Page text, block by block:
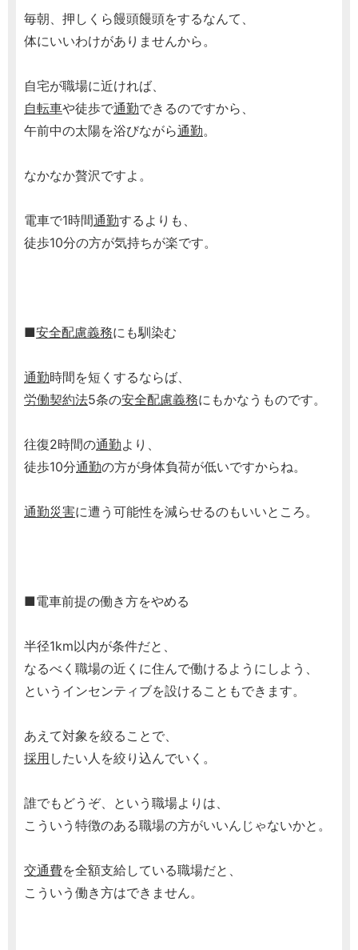
毎朝、押しくら饅頭饅頭をするなんて、
体にいいわけがありませんから。
自宅が職場に近ければ、
自転車や徒歩で通勤できるのですから、
午前中の太陽を浴びながら通勤。
なかなか贅沢ですよ。
電車で1時間通勤するよりも、
徒歩10分の方が気持ちが楽です。
■安全配慮義務にも馴染む
通勤時間を短くするならば、
労働契約法5条の安全配慮義務にもかなうものです。
往復2時間の通勤より、
徒歩10分通勤の方が身体負荷が低いですからね。
通勤災害に遭う可能性を減らせるのもいいところ。
■電車前提の働き方をやめる
半径1km以内が条件だと、
なるべく職場の近くに住んで働けるようにしよう、
というインセンティブを設けることもできます。
あえて対象を絞ることで、
採用 したい人を絞り込んでいく。
誰でもどうぞ、という職場よりは、
こういう特徴のある職場の方がいいんじゃないかと。
交通費を全額支給している職場だと、
こういう働き方はできません。